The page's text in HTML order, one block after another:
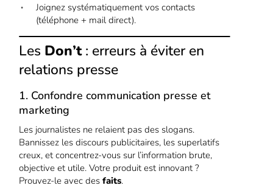
Joignez systématiquement vos contacts
(téléphone + mail direct).
Les Don’t: erreurs à éviter en
relations presse
1. Confondre communication presse et
marketing
Les journalistes ne relaient pas des slogans.
Bannissez les discours publicitaires, les superlatifs
creux, et concentrez-vous sur l’information brute,
objective et utile. Votre produit est innovant ?
Prouvez-le avec desfaits.